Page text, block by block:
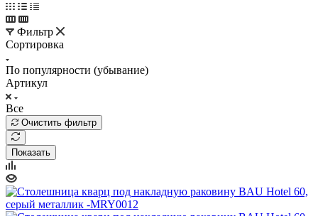
Фильтр
Сортировка
По популярности (убывание)
Артикул
Все
Очистить фильтр
Показать